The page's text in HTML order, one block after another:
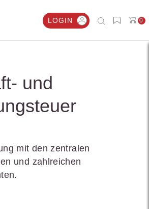
LOGIN 0
und
mit den zentralen
und zahlreichen